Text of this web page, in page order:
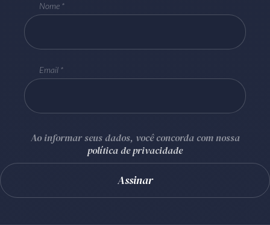
Nome
Email
Ao informar seus dados, você concorda com nossa
política de privacidade